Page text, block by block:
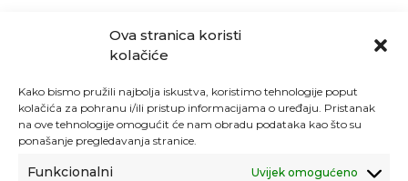
Ova stranica koristi
kolačiće
Kako bismo pružili najbolja iskustva, koristimo tehnologije poput
kolačića za pohranu i/ili pristup informacijama o uređaju. Pristanak
na ove tehnologije omogućit će nam obradu podataka kao što su
ponašanje pregledavanja stranice.
Funkcionalni Uvijek omogućeno